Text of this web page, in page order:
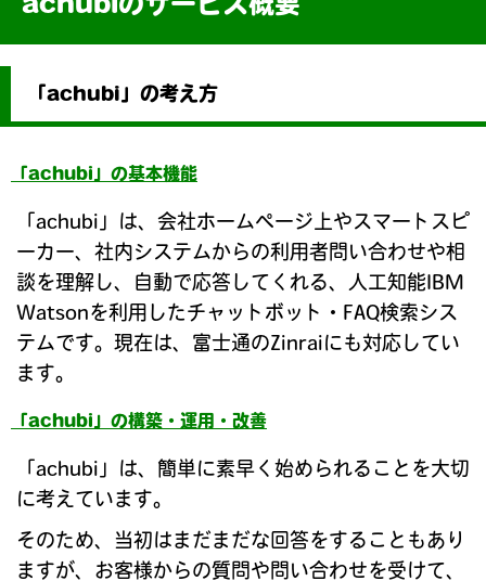
「achubi」の考え方
「achubi」の基本機能
「achubi」は、会社ホームページ上やスマートスピ
ーカー、社内システムからの利用者問い合わせや相
談を理解し、自動で応答してくれる、人工知能IBM
Watsonを利用したチャットボット・FAQ検索シス
テムです。現在は、富士通のZinraiにも対応してい
ます。
「achubi」の構築・運用・改善
「achubi」は、簡単に素早く始められることを大切
に考えています。
そのため、当初はまだまだな回答をすることもあり
ますが、お客様からの質問や問い合わせを受けて、